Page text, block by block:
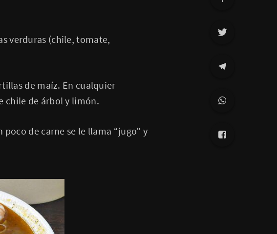
verduras (chile, tomate,
de maíz. En cualquier
chile de árbol y limón.
de carne se le llama “jugo” y